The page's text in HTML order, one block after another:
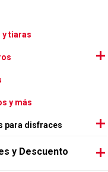
y tiaras
y más
para disfraces
y Descuento